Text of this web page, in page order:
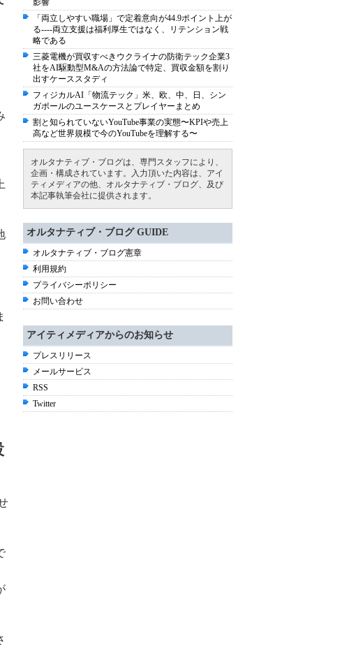
影響
「両立しやすい職場」で定着意向が44.9ポイント上が
る----両立支援は福利厚生ではなく、リテンション戦
略である
三菱電機が買収すべきウクライナの防衛テック企業3
社をAI駆動型M&Aの方法論で特定、買収金額を割り
出すケーススタディ
フィジカルAI「物流テック」米、欧、中、日、シン
ガポールのユースケースとプレイヤーまとめ
割と知られていないYouTube事業の実態〜KPIや売上
高など世界規模で今のYouTubeを理解する〜
オルタナティブ・ブログは、専門スタッフにより、
企画・構成されています。入力頂いた内容は、アイ
ティメディアの他、オルタナティブ・ブログ、及び
本記事執筆会社に提供されます。
オルタナティブ・ブログ GUIDE
オルタナティブ・ブログ憲章
利用規約
プライバシーポリシー
お問い合わせ
アイティメディアからのお知らせ
プレスリリース
メールサービス
RSS
Twitter